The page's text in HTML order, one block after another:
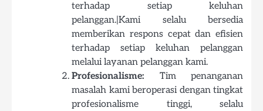
terhadap setiap keluhan
pelanggan.|Kami selalu bersedia
memberikan respons cepat dan efisien
terhadap setiap keluhan pelanggan
melalui layanan pelanggan kami.
Profesionalisme: Tim penanganan
masalah kami beroperasi dengan tingkat
profesionalisme tinggi, selalu